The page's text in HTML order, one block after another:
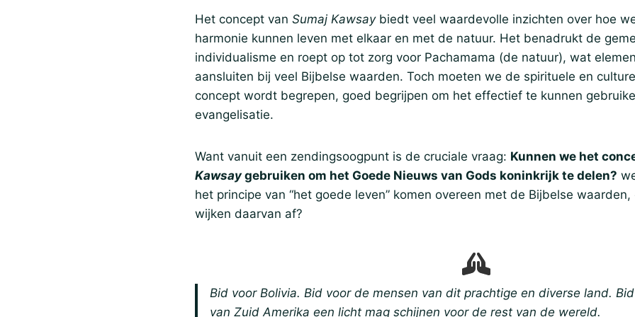
Het concept van Sumaj Kawsaybiedt veel waardevolle inzichten over hoe
harmonie kunnen leven met elkaar en met de natuur. Het benadrukt de
individualisme en roept op tot zorg voor Pachamama (de natuur), wat
aansluiten bij veel Bijbelse waarden. Toch moeten we de spirituele en
concept wordt begrepen, goed begrijpen om het effectief te kunnen
evangelisatie.
Want vanuit een zendingsoogpunt is de cruciale vraag: Kunnen we het
Kawsaygebruiken om het Goede Nieuws van Gods koninkrijk te delen?
het principe van “het goede leven” komen overeen met de Bijbelse
wijken daarvan af?
Bid voor Bolivia. Bid voor de mensen van dit prachtige en diverse land.
van Zuid Amerika een licht mag schijnen voor de rest van de wereld.